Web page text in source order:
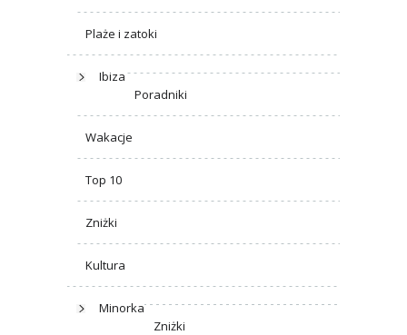
Plaże i zatoki
Ibiza
Poradniki
Wakacje
Top 10
Zniżki
Kultura
Minorka
Zniżki